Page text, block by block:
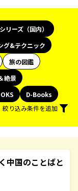
リーズ（国内）
グ&テクニック
旅の図鑑
絶景
D-Books
絞り込み条件を追加
中国のことばと